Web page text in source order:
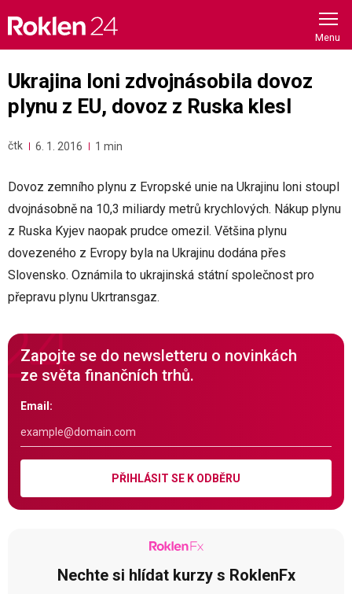
content
Ukrajina loni zdvojnásobila dovoz
plynu z EU, dovoz z Ruska klesl
čtk 6. 1. 2016 1 min
Dovoz zemního plynu z Evropské unie na Ukrajinu loni stoupl
dvojnásobně na 10,3 miliardy metrů krychlových. Nákup plynu
z Ruska Kyjev naopak prudce omezil. Většina plynu
dovezeného z Evropy byla na Ukrajinu dodána přes
Slovensko. Oznámila to ukrajinská státní společnost pro
přepravu plynu Ukrtransgaz.
Zapojte se do newsletteru o novinkách
ze světa finančních trhů.
Email:
PŘIHLÁSIT SE K ODBĚRU
Nechte si hlídat kurzy s RoklenFx